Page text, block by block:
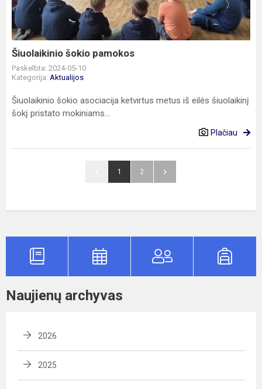
Šiuolaikinio šokio pamokos
Paskelbta: 2024-05-10
Kategorija: Aktualijos
Šiuolaikinio šokio asociacija ketvirtus metus iš eilės šiuolaikinį
šokį pristato mokiniams...
Plačiau
1 2
Naujienų archyvas
2026
2025